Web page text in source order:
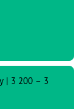
| 3 200 – 3